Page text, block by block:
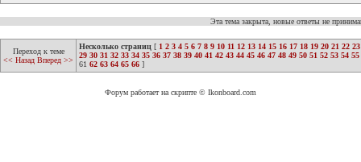
Эта тема закрыта, новые ответы не
Переход к теме
<< Назад Вперед >>
Несколько страниц [ 1 2 3 4 5 6 7 8 9 10 11 12 13 14 15 16 17 18 19 20 21 22 23
29 30 31 32 33 34 35 36 37 38 39 40 41 42 43 44 45 46 47 48 49 50 51 52 53 54 55
61 62 63 64 65 66 ]
Форум работает на скрипте © Ikonboard.com